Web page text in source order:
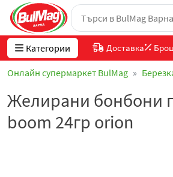
Категории Доставка
Онлайн супермаркет BulMag
Желирани бонбони
boom 24гр orion